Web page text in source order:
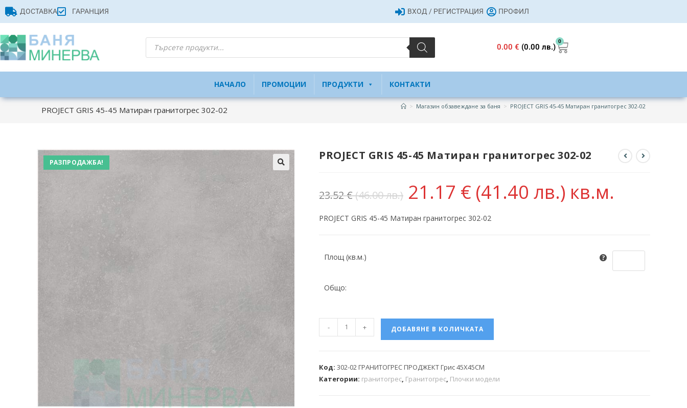
ДОСТАВКА ГАРАНЦИЯ ВХОД / РЕГИСТРАЦИЯ ПРОФИЛ
0.00€ (0.00 лв.)
0
НАЧАЛО ПРОМОЦИИ ПРОДУКТИ КОНТАКТИ
PROJECT GRIS 45-45 Матиран гранитогрес 302-02 > Магазин обзавеждане за баня > PROJECT GRIS 45-45 Матиран гранитогрес 302-02
РАЗПРОДАЖБА! PROJECT GRIS 45-45 Матиран гранитогрес 302-02
23.52€(46.00 лв.) 21.17 € (41.40 лв.) кв.м.
PROJECT GRIS 45-45 Матиран гранитогрес 302-02
Площ (кв.м.)
Общо:
- + ДОБАВЯНЕ В КОЛИЧКАТА
Код: 302-02 ГРАНИТОГРЕС ПРОДЖЕКТ Грис 45X45СМ
Категории: гранитогрес, Гранитогрес, Плочки модели